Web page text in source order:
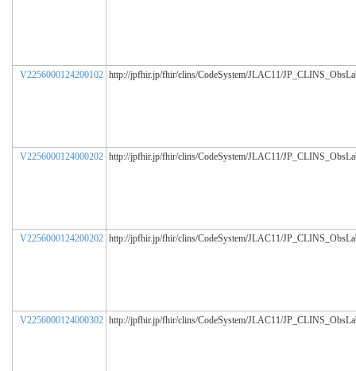
V2256000124200102 http://jpfhir.jp/fhir/clins/CodeSystem/JLAC11/
V2256000124000202 http://jpfhir.jp/fhir/clins/CodeSystem/JLAC11/
V2256000124200202 http://jpfhir.jp/fhir/clins/CodeSystem/JLAC11/
V2256000124000302 http://jpfhir.jp/fhir/clins/CodeSystem/JLAC11/